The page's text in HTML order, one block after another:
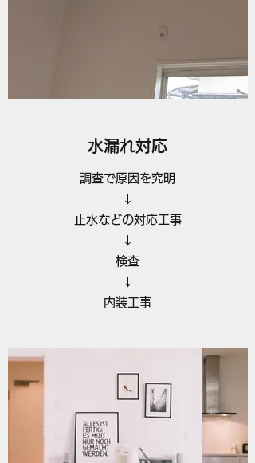
水漏れ対応
調査で原因を究明
↓
止水などの対応工事
↓
検査
↓
内装工事